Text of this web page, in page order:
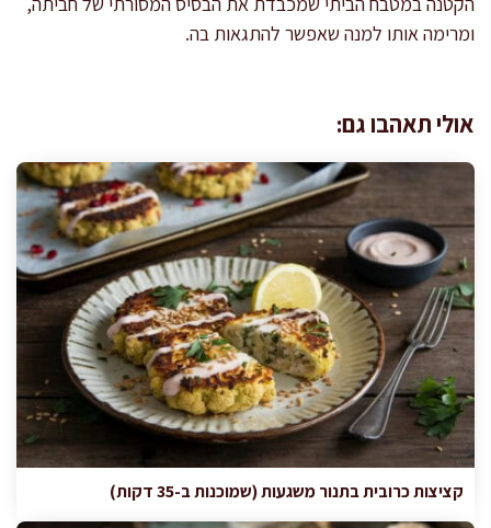
ומרימה אותו למנה שאפשר להתגאות בה.
אולי תאהבו גם:
קציצות כרובית בתנור משגעות (שמוכנות ב-35 דקות)